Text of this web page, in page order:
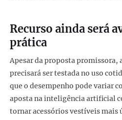
Recurso ainda será
prática
Apesar da proposta promissora,
precisará ser testada no uso
que o desempenho pode variar
aposta na inteligência artificial
tornar acessórios vestíveis mais